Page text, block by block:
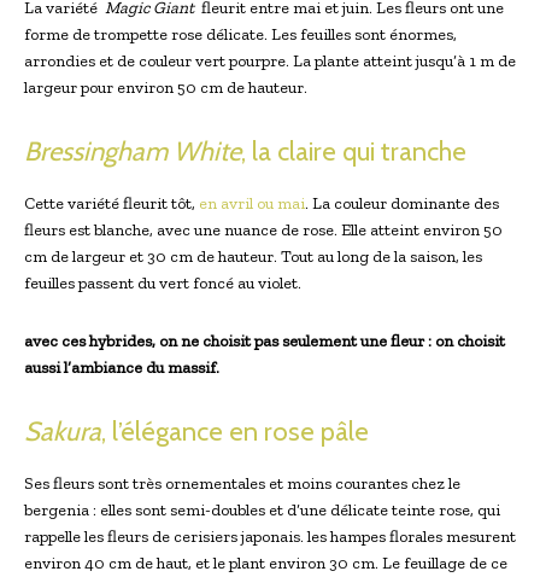
La variété ​ Magic Giant⁤ fleurit entre mai et juin.‌ Les fleurs ont une
forme de trompette rose ​délicate. Les feuilles sont énormes,
arrondies et de couleur vert pourpre. La ⁤plante‌ atteint jusqu’à 1 m de
largeur pour environ 50 cm de hauteur.
Bressingham White, ‌la claire qui tranche
Cette variété fleurit tôt, en avril ou mai. La couleur ‌dominante des
fleurs​ est blanche, avec une nuance de rose. Elle atteint environ 50
cm de largeur et 30 cm de hauteur. Tout au long de la saison,‌ les
feuilles passent​ du vert foncé au violet.
avec ces hybrides, on ne choisit pas seulement‍ une fleur : on choisit
aussi l’ambiance du massif.
Sakura, l’élégance en rose pâle
Ses fleurs sont très ornementales et moins courantes chez le
bergenia : elles sont semi-doubles et d’une délicate teinte rose, qui
rappelle⁣ les fleurs de cerisiers japonais. les hampes florales mesurent
environ 40 cm de ⁢haut, et le plant environ 30 cm. Le feuillage de ce